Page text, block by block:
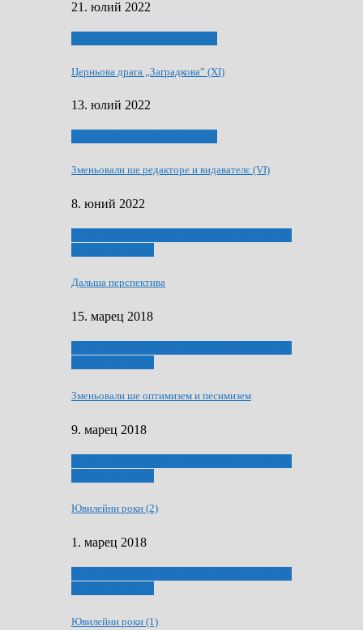
21. юлий 2022
Церньова драга „Заградкова” (XI)
13. юлий 2022
Зменьовали ше редакторе и видавателє (VI)
8. юний 2022
Дальша перспектива
15. марец 2018
Зменьовали ше оптимизем и песимизем
9. марец 2018
Ювилейни роки (2)
1. марец 2018
Ювилейни роки (1)